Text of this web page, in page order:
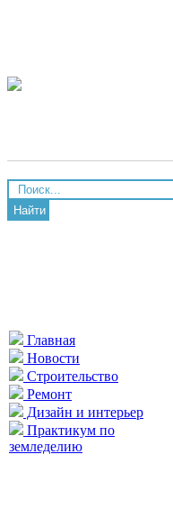
Найти
Главная
Новости
Строительство
Ремонт
Дизайн и интерьер
Практикум по
земледелию